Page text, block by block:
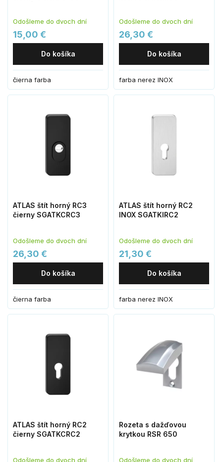
Odošleme do dvoch dní
15,00 €
Do košíka
čierna farba
Odošleme do dvoch dní
26,30 €
Do košíka
farba nerez INOX
ATLAS štít horný RC3
čierny SGATKCRC3
Odošleme do dvoch dní
26,30 €
Do košíka
čierna farba
ATLAS štít horný RC2
INOX SGATKIRC2
Odošleme do dvoch dní
21,30 €
Do košíka
farba nerez INOX
ATLAS štít horný RC2
čierny SGATKCRC2
Odošleme do dvoch dní
Rozeta s dažďovou
krytkou RSR 650
Odošleme do dvoch dní